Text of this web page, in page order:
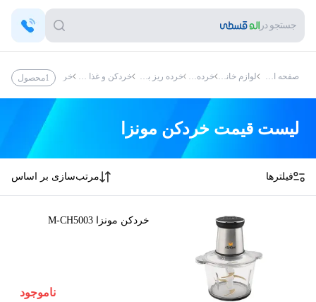
جستجو در
صفحه اصلی لوازم خانگی خرده ریز خرده ریز برقی خردکن و غذا ساز خردکن خردکن مونزا1محصول
لیست قیمت خردکن مونزا
فیلترها مرتب‌سازی بر اساس
ﺧﺮدکن مونزا M-CH5003
ناموجود